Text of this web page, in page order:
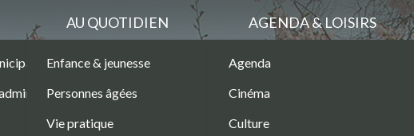
Marchés Publics
Les services municipaux
Les structures municipales
AU QUOTIDIEN
Enfance & jeunesse
Les permanences
Personnes âgées
Sécurité
Vie pratique
Commerces
AGENDA & LOISIRS
Agenda
Cinéma
Culture